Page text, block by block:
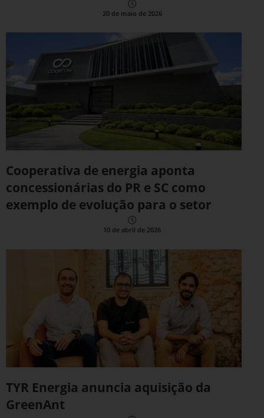
20 de maio de 2026
Cooperativa de energia aponta
concessionárias do PR e SC como
exemplo de evolução para o setor
10 de abril de 2026
TYR Energia anuncia aquisição da
GreenAnt